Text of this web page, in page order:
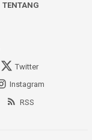
TENTANG
Twitter
Instagram
RSS